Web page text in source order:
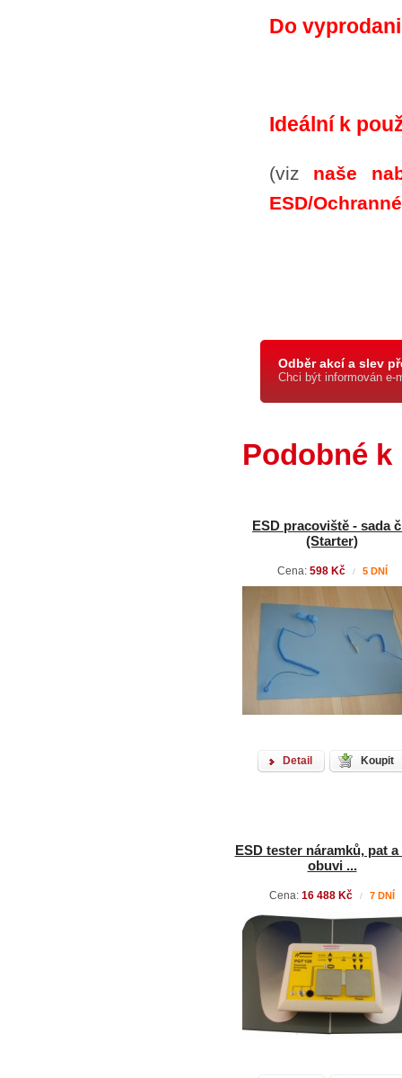
Do
Ideální k
(viz naše
ESD/
Odběr akcí a slev
Chci být informován e-
Podobné
ESD pracoviště - sada
(Starter)
Cena: 598 Kč / 5 DNÍ
Detail Koupit
ESD tester náramků, pat a
obuvi ...
Cena: 16 488 Kč / 7 DNÍ